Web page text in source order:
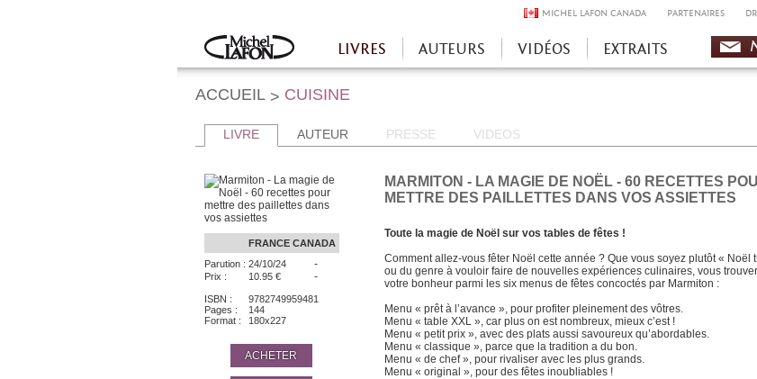
MICHEL LAFON CANADA PARTENAIRES
Accueil
LIVRES AUTEURS VIDÉOS EXTRAITS
ACCUEIL > CUISINE
LIVRE AUTEUR PRESSE VIDEOS
FRANCE CANADA
Parution : 24/10/24 -
Prix : 10.95 € -
ISBN :
9782749959481
Pages :
144
Format :
180x227
ACHETER
MARMITON - LA MAGIE DE NOËL - 60 RECETTES
METTRE DES PAILLETTES DANS VOS ASSIETTES
Toute la magie de Noël sur vos tables de fêtes !
Comment allez-vous fêter Noël cette année ? Que vous soyez plutôt « Noël
ou du genre à vouloir faire de nouvelles expériences culinaires, vous
votre bonheur parmi les six menus de fêtes concoctés par Marmiton :
Menu « prêt à l’avance », pour profiter pleinement des vôtres.
Menu « table XXL », car plus on est nombreux, mieux c’est !
Menu « petit prix », avec des plats aussi savoureux qu’abordables.
Menu « classique », parce que la tradition a du bon.
Menu « de chef », pour rivaliser avec les plus grands.
Menu « original », pour des fêtes inoubliables !